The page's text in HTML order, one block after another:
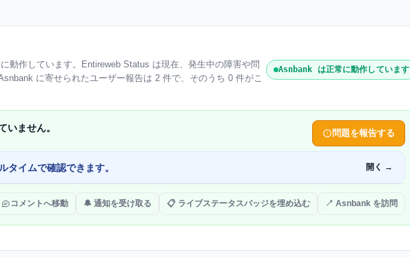
動作しています。Entireweb Status は現在、発生中の障害や問
に寄せられたユーザー報告は 2 件で、そのうち 0 件がこ
Asnbank は正常に動作しています
ません。 問題を報告する
タイムで確認できます。 開く →
コメントへ移動 🔔 通知を受け取る 📋 ライブステータスバッジを埋め込む ↗ Asnbank を訪問